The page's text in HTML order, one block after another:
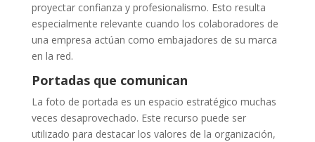
proyectar confianza y profesionalismo. Esto resulta
especialmente relevante cuando los colaboradores de
una empresa actúan como embajadores de su marca
en la red.
Portadas que comunican
La foto de portada es un espacio estratégico muchas
veces desaprovechado. Este recurso puede ser
utilizado para destacar los valores de la organización,